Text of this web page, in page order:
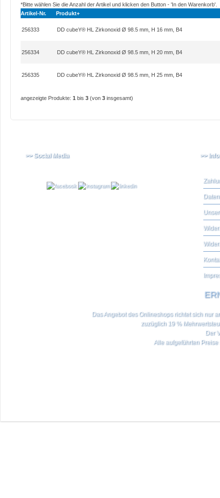
*Bitte wählen Sie die Anzahl der Artikel und klicken den Button - 'In den Warenkorb'.
Artikel-Nr.
Produkt+
256333 DD cubeY® HL Zirkonoxid Ø 98.5 mm, H 16 mm, B4
256334 DD cubeY® HL Zirkonoxid Ø 98.5 mm, H 20 mm, B4
256335 DD cubeY® HL Zirkonoxid Ø 98.5 mm, H 25 mm, B4
angezeigte Produkte: 1 bis 3 (von 3 insgesamt)
>> Social Media >>
Das Angebot des Onlineshops richtet sich nur
zuzüglich 19 %
Der
Alle aufgeführten